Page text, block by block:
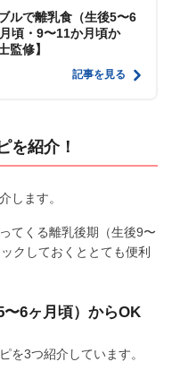
ルで離乳食（生後5〜6
頃・9〜11か月頃か
監修】
記事を見る
を紹介！
します。
てくる離乳後期（生後9〜
クしておくととても便利
6ヶ月頃）からOK
を3つ紹介しています。